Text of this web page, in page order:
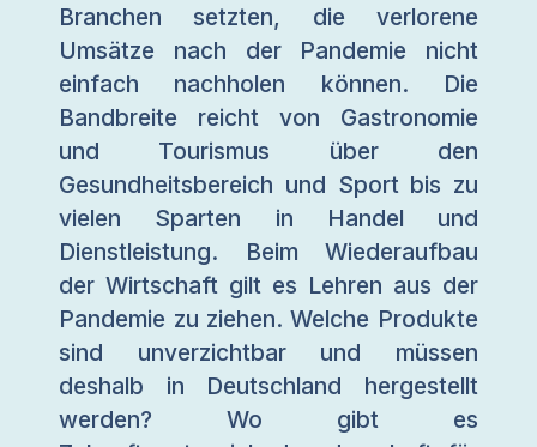
Branchen setzten, die verlorene
Umsätze nach der Pandemie nicht
einfach nachholen können. Die
Bandbreite reicht von Gastronomie
und Tourismus über den
Gesundheitsbereich und Sport bis zu
vielen Sparten in Handel und
Dienstleistung. Beim Wiederaufbau
der Wirtschaft gilt es Lehren aus der
Pandemie zu ziehen. Welche Produkte
sind unverzichtbar und müssen
deshalb in Deutschland hergestellt
werden? Wo gibt es